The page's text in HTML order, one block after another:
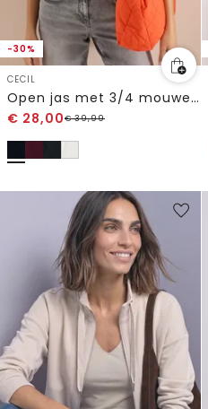
-30%
CECIL
Open jas met 3/4 mouwen in ajour-look
€ 28,00€39,99